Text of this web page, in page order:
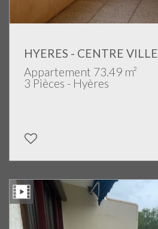
HYERES - CENTRE VILLE
Appartement 73.49 m²
3 Pièces - Hyères